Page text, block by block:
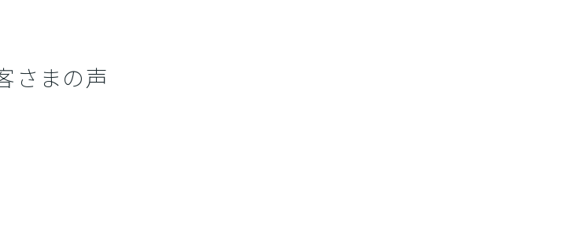
さまの声